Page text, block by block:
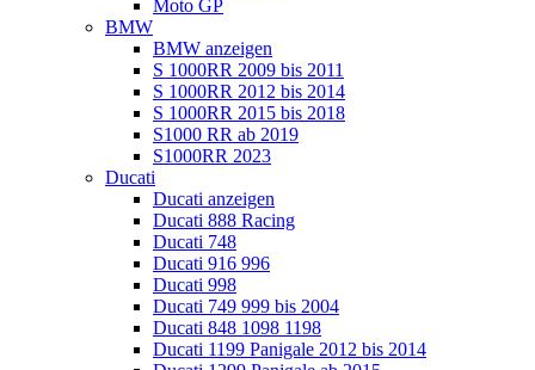
Moto GP
BMW
BMW anzeigen
S 1000RR 2009 bis 2011
S 1000RR 2012 bis 2014
S 1000RR 2015 bis 2018
S1000 RR ab 2019
S1000RR 2023
Ducati
Ducati anzeigen
Ducati 888 Racing
Ducati 748
Ducati 916 996
Ducati 998
Ducati 749 999 bis 2004
Ducati 848 1098 1198
Ducati 1199 Panigale 2012 bis 2014